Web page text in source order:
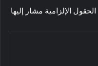
الحقول الإلزامية مشار إليها